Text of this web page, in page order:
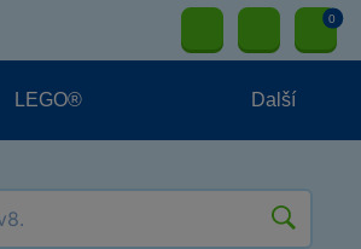
0
LEGO® Další